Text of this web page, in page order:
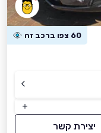
60 צפו ברכב זה
יצירת קשר